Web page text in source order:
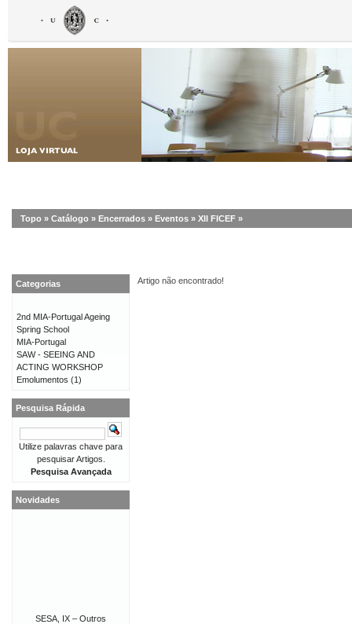
Topo » Catálogo » Encerrados » Eventos » XII FICEF »
Artigo não encontrado!
Categorias
2nd MIA-Portugal Ageing
Spring School
MIA-Portugal
SAW - SEEING AND
ACTING WORKSHOP
Emolumentos (1)
Pesquisa Rápida
Utilize palavras chave para
pesquisar Artigos.
Pesquisa Avançada
Novidades
SESA, IX – Outros